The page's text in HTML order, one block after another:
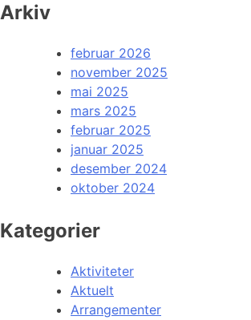
Arkiv
februar 2026
november 2025
mai 2025
mars 2025
februar 2025
januar 2025
desember 2024
oktober 2024
Kategorier
Aktiviteter
Aktuelt
Arrangementer